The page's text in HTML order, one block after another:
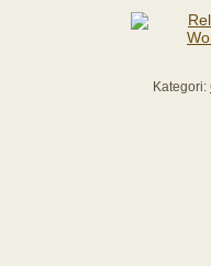
Kategori: